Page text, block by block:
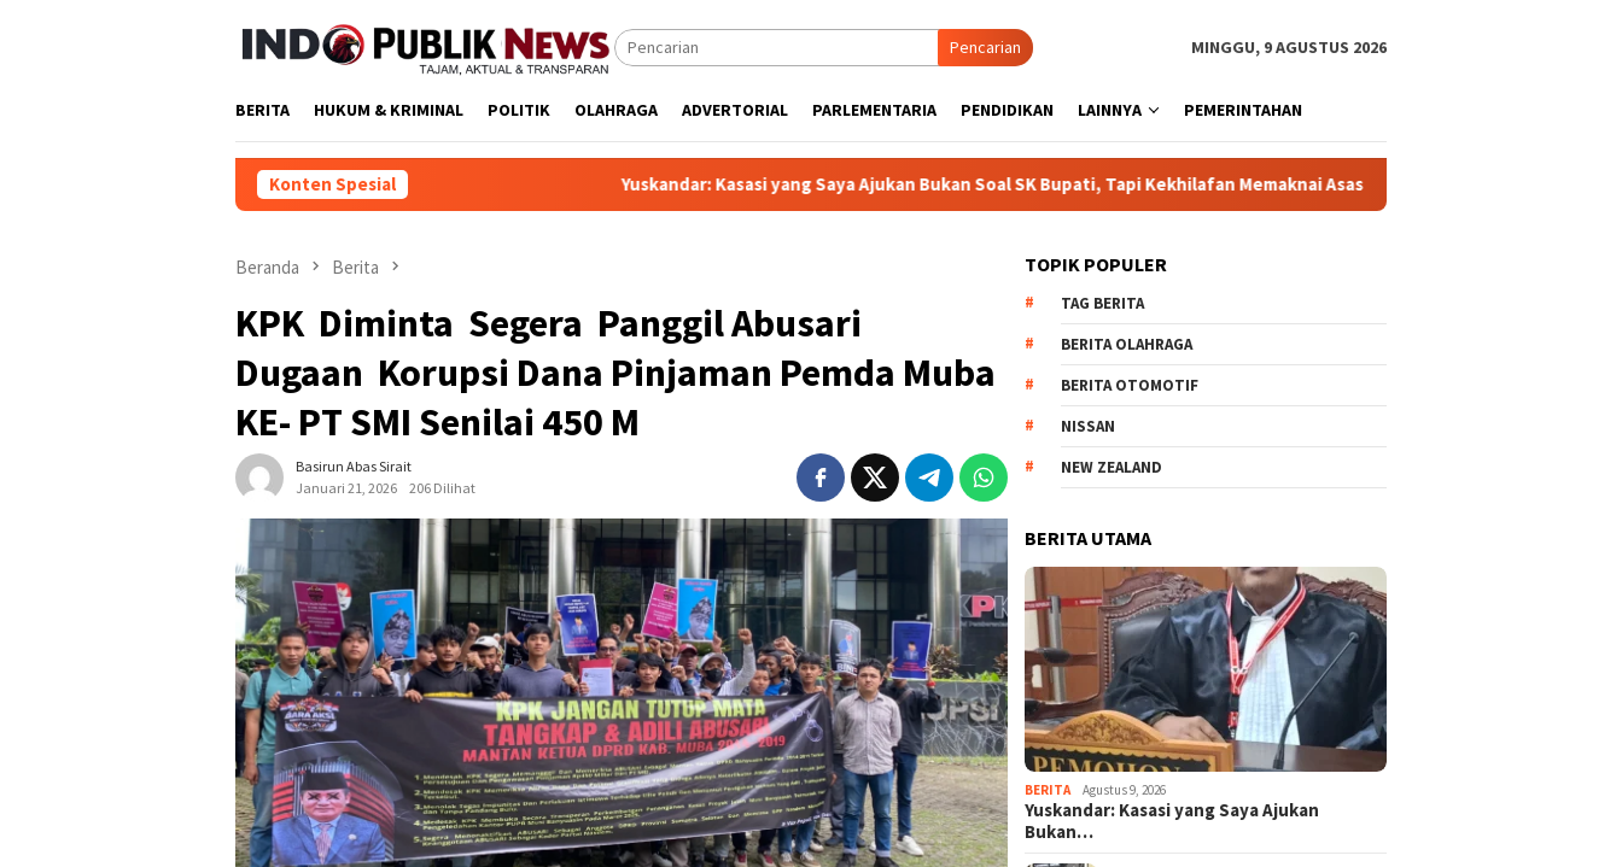
Pencarian MINGGU, 9 AGUSTUS 2026
BERITA HUKUM & KRIMINAL POLITIK OLAHRAGA ADVERTORIAL PARLEMENTARIA PENDIDIKAN LAINNYA PEMERINTAHAN
Konten Spesial Yuskandar: Kasasi yang Saya Ajukan Bukan Soal SK Bupati, Tapi Kekhilafan Memaknai Asas Erga Omnes Yuskandar, SH, Sosok di Balik
Beranda Berita
KPK Diminta Segera Panggil Abusari
Dugaan Korupsi Dana Pinjaman Pemda Muba
KE- PT SMI Senilai 450 M
Basirun Abas Sirait
Januari 21, 2026
206 Dilihat
TOPIK POPULER
TAG BERITA
BERITA OLAHRAGA
BERITA OTOMOTIF
NISSAN
NEW ZEALAND
BERITA UTAMA
BERITA Agustus 9, 2026
Yuskandar: Kasasi yang Saya Ajukan
Bukan…